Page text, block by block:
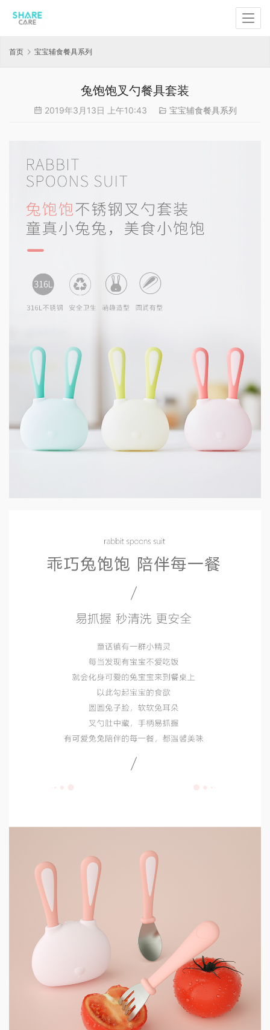
首页 宝宝辅食餐具系列
兔饱饱叉勺餐具套装
2019年3月13日 上午10:43 宝宝辅食餐具系列